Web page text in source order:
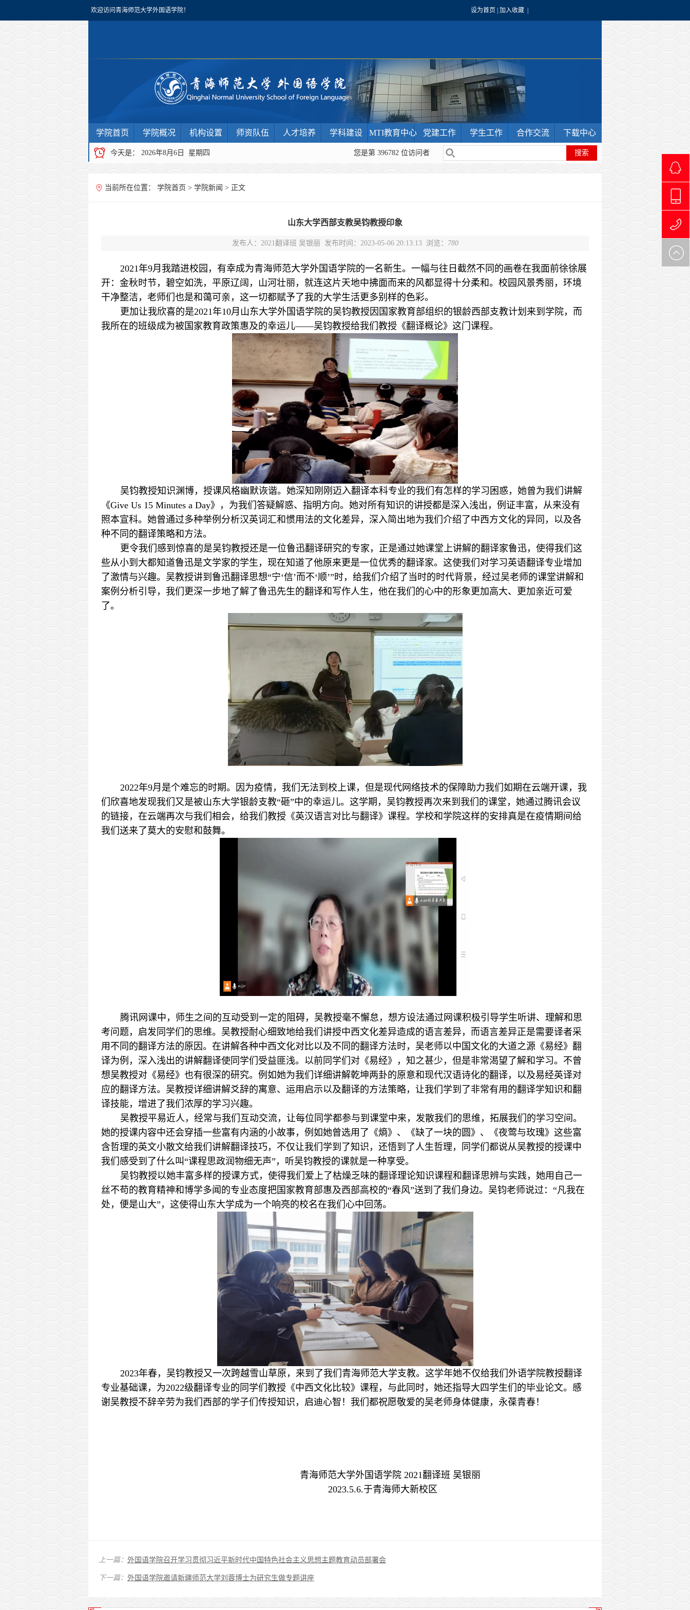
欢迎访问青海师范大学外国语学院！ 设为首页 加入收藏
学院首页 学院概况 机构设置 师资队伍 人才培养 学科建设 MTI教育中心 党建工作 学生工作 合作交流 下载中心
今天是： 2026年8月6日 星期四 您是第 396782 位访问者
当前所在位置： 学院首页 > 学院新闻 > 正文
山东大学西部支教吴钧教授印象
发布人：2021翻译班 吴银丽 发布时间：2023-05-06 20:13:13 浏览： 780
2021年9月我踏进校园，有幸成为青海师范大学外国语学院的一名新生。一幅与往日截然不同的画卷在我面前徐徐展
开：金秋时节，碧空如洗，平原辽阔，山河壮丽，就连这片天地中拂面而来的风都显得十分柔和。校园风景秀丽，环境
干净整洁，老师们也是和蔼可亲，这一切都赋予了我的大学生活更多别样的色彩。
更加让我欣喜的是2021年10月山东大学外国语学院的吴钧教授因国家教育部组织的银龄西部支教计划来到学院，而
我所在的班级成为被国家教育政策惠及的幸运儿——吴钧教授给我们教授《翻译概论》这门课程。
吴钧教授知识渊博，授课风格幽默诙谐。她深知刚刚迈入翻译本科专业的我们有怎样的学习困惑，她曾为我们讲解
《Give Us 15 Minutes a Day》，为我们答疑解惑、指明方向。她对所有知识的讲授都是深入浅出，例证丰富，从来没有
照本宣科。她曾通过多种举例分析汉英词汇和惯用法的文化差异，深入简出地为我们介绍了中西方文化的异同，以及各
种不同的翻译策略和方法。
更令我们感到惊喜的是吴钧教授还是一位鲁迅翻译研究的专家，正是通过她课堂上讲解的翻译家鲁迅，使得我们这
些从小到大都知道鲁迅是文学家的学生，现在知道了他原来更是一位优秀的翻译家。这使我们对学习英语翻译专业增加
了激情与兴趣。吴教授讲到鲁迅翻译思想“宁‘信’而不‘顺’”时，给我们介绍了当时的时代背景，经过吴老师的课堂讲解和
案例分析引导，我们更深一步地了解了鲁迅先生的翻译和写作人生，他在我们的心中的形象更加高大、更加亲近可爱
了。
2022年9月是个难忘的时期。因为疫情，我们无法到校上课，但是现代网络技术的保障助力我们如期在云端开课，我
们欣喜地发现我们又是被山东大学银龄支教“砸”中的幸运儿。这学期，吴钧教授再次来到我们的课堂，她通过腾讯会议
的链接，在云端再次与我们相会，给我们教授《英汉语言对比与翻译》课程。学校和学院这样的安排真是在疫情期间给
我们送来了莫大的安慰和鼓舞。
腾讯网课中，师生之间的互动受到一定的阻碍，吴教授毫不懈怠，想方设法通过网课积极引导学生听讲、理解和思
考问题，启发同学们的思维。吴教授耐心细致地给我们讲授中西文化差异造成的语言差异，而语言差异正是需要译者采
用不同的翻译方法的原因。在讲解各种中西文化对比以及不同的翻译方法时，吴老师以中国文化的大道之源《易经》翻
译为例，深入浅出的讲解翻译使同学们受益匪浅。以前同学们对《易经》，知之甚少，但是非常渴望了解和学习。不曾
想吴教授对《易经》也有很深的研究。例如她为我们详细讲解乾坤两卦的原意和现代汉语诗化的翻译，以及易经英译对
应的翻译方法。吴教授详细讲解爻辞的寓意、运用启示以及翻译的方法策略，让我们学到了非常有用的翻译学知识和翻
译技能，增进了我们浓厚的学习兴趣。
吴教授平易近人，经常与我们互动交流，让每位同学都参与到课堂中来，发散我们的思维，拓展我们的学习空间。
她的授课内容中还会穿插一些富有内涵的小故事，例如她曾选用了《熵》、《缺了一块的圆》、《夜莺与玫瑰》这些富
含哲理的英文小散文给我们讲解翻译技巧，不仅让我们学到了知识，还悟到了人生哲理，同学们都说从吴教授的授课中
我们感受到了什么叫“课程思政润物细无声”，听吴钧教授的课就是一种享受。
吴钧教授以她丰富多样的授课方式，使得我们爱上了枯燥乏味的翻译理论知识课程和翻译思辨与实践，她用自己一
丝不苟的教育精神和博学多闻的专业态度把国家教育部惠及西部高校的“春风”送到了我们身边。吴钧老师说过：“凡我在
处，便是山大”，这使得山东大学成为一个响亮的校名在我们心中回荡。
2023年春，吴钧教授又一次跨越雪山草原，来到了我们青海师范大学支教。这学年她不仅给我们外语学院教授翻译
专业基础课，为2022级翻译专业的同学们教授《中西文化比较》课程，与此同时，她还指导大四学生们的毕业论文。感
谢吴教授不辞辛劳为我们西部的学子们传授知识，启迪心智！我们都祝愿敬爱的吴老师身体健康，永葆青春！
青海师范大学外国语学院 2021翻译班 吴银丽
2023.5.6.于青海师大新校区
上一篇： 外国语学院召开学习贯彻习近平新时代中国特色社会主义思想主题教育动员部署会
下一篇： 外国语学院邀请新疆师范大学刘蓉博士为研究生做专题讲座
0971-